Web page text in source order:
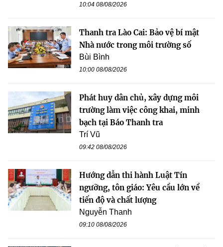
10:04 08/08/2026
Thanh tra Lào Cai: Bảo vệ bí mật
Nhà nước trong môi trường số
Bùi Bình
10:00 08/08/2026
Phát huy dân chủ, xây dựng môi
trường làm việc công khai, minh
bạch tại Báo Thanh tra
Trí Vũ
09:42 08/08/2026
Hướng dẫn thi hành Luật Tín
ngưỡng, tôn giáo: Yêu cầu lớn về
tiến độ và chất lượng
Nguyễn Thanh
09:10 08/08/2026